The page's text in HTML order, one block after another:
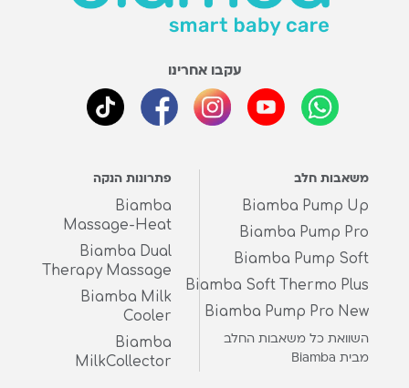
עקבו אחרינו
משאבות חלב
Biamba Pump Up
Biamba Pump Pro
Biamba Pump Soft
Biamba Soft Thermo Plus
Biamba Pump Pro New
השוואת כל משאבות החלב
מבית Biamba
פתרונות הנקה
Biamba
Massage-Heat
Biamba Dual
Therapy Massage
Biamba Milk
Cooler
Biamba
MilkCollector